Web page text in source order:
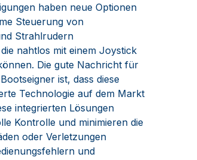
haben neue Optionen
Steuerung von
Strahlrudern
nahtlos mit einem Joystick
Die gute Nachricht für
ist, dass diese
Technologie auf dem Markt
integrierten Lösungen
Kontrolle und minimieren die
oder Verletzungen
und